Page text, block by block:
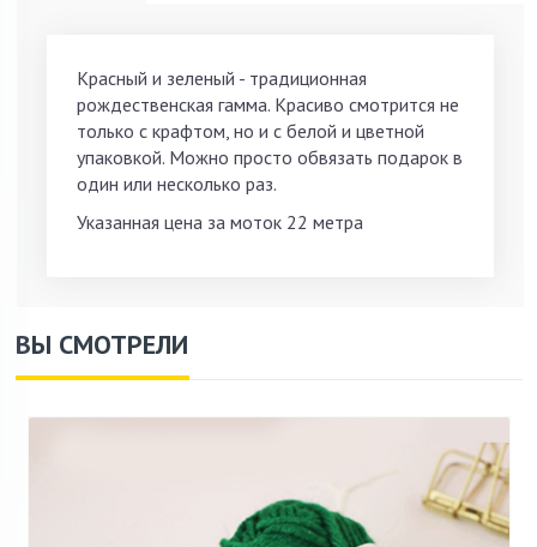
Красный и зеленый - традиционная
рождественская гамма. Красиво смотрится не
только с крафтом, но и с белой и цветной
упаковкой. Можно просто обвязать подарок в
один или несколько раз.
Указанная цена за моток 22 метра
ВЫ СМОТРЕЛИ